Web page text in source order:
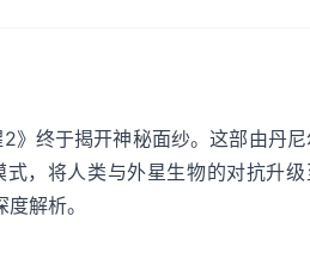
终于揭开神秘面纱。这部由丹尼
，将人类与外星生物的对抗升
解析。